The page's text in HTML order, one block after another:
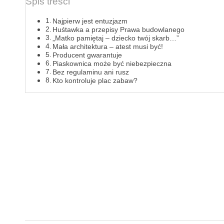
Najpierw jest entuzjazm
Huśtawka a przepisy Prawa budowlanego
„Matko pamiętaj – dziecko twój skarb…”
Mała architektura – atest musi być!
Producent gwarantuje
Piaskownica może być niebezpieczna
Bez regulaminu ani rusz
Kto kontroluje plac zabaw?